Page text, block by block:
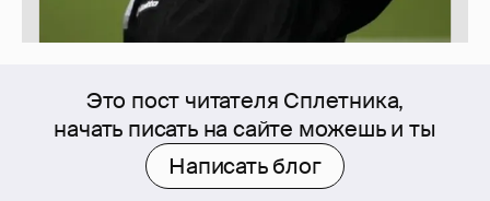
Это пост читателя Сплетника,
начать писать на сайте можешь и ты
Написать блог